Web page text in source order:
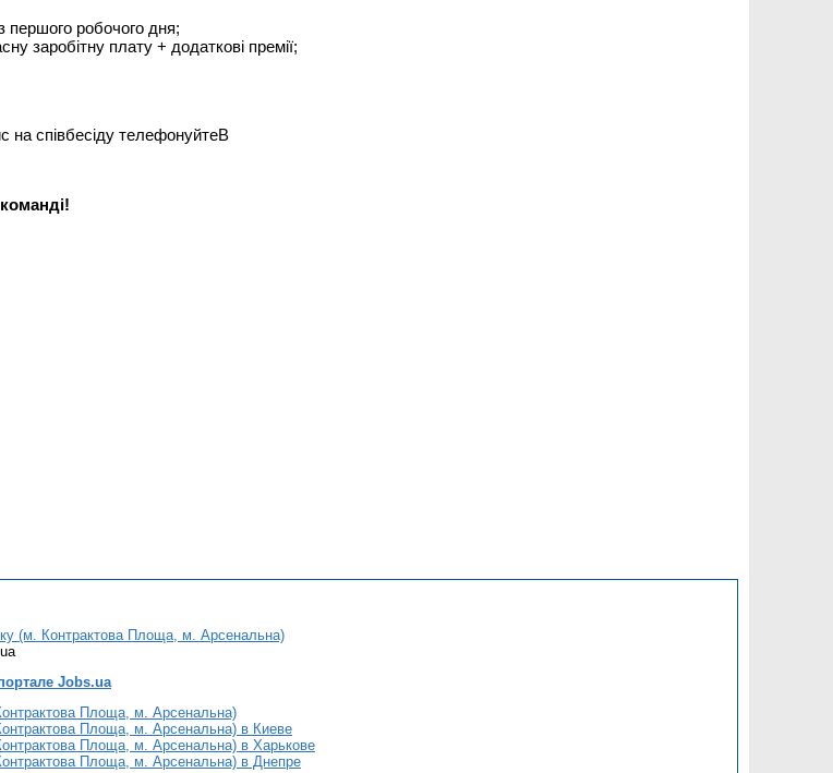
першого робочого дня;
заробітну плату + додаткові премії;
на співбесіду телефонуйтеВ
(м. Контрактова Площа, м. Арсенальна)
Jobs.ua
Площа, м. Арсенальна)
Площа, м. Арсенальна) в Киеве
Площа, м. Арсенальна) в Харькове
Площа, м. Арсенальна) в Днепре